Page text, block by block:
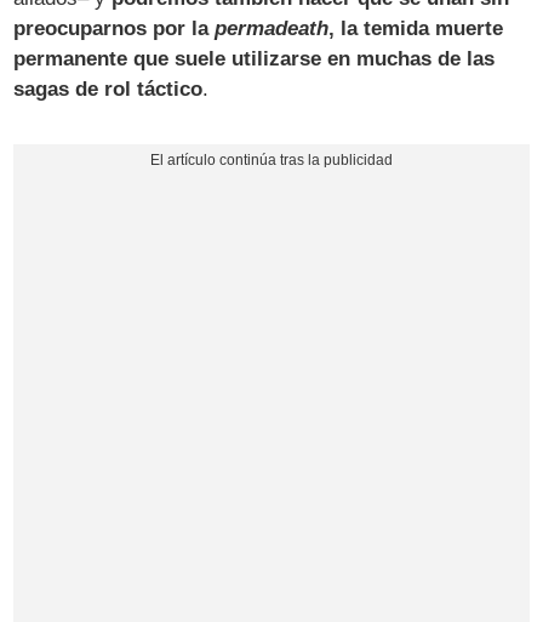
preocuparnos por lapermadeath, la temida muerte
permanente que suele utilizarse en muchas de las
sagas de rol táctico.